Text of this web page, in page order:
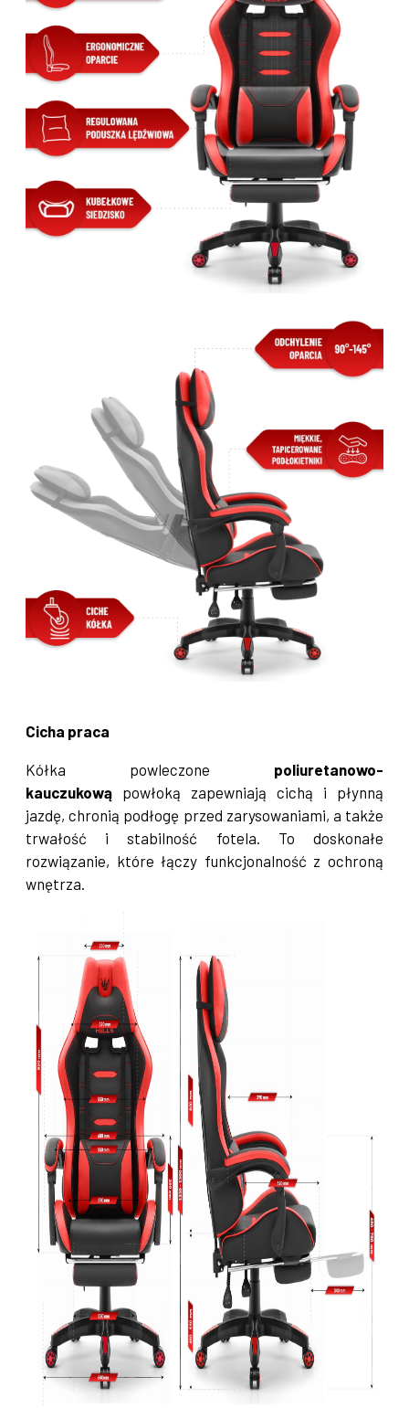
Cicha praca
Kółka powleczone poliuretanowo-
kauczukową powłoką zapewniają cichą i płynną
jazdę, chronią podłogę przed zarysowaniami, a także
trwałość i stabilność fotela. To doskonałe
rozwiązanie, które łączy funkcjonalność z ochroną
wnętrza.